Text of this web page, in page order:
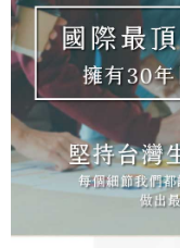
Perkhidmatan ini
yang membolehkan
melalui perkhidmatan ini
atau pembayaran
Syarikat, dan
perjanjian
Untuk memenuhi
penggunaan OP Pay
anda (termasuk nama,
tujuan pengumpulan,
diperlukan untuk
keputusan pensijilan dan
2. Amaun perbelanjaan
3. Pada masa ini hanya
Ketiga, Syarat
Perkhidmatan AFTEE
Taiwan, Inc. dan AFTEE
akan menggunakan data
pembeli, no. telefon,
penggunaan
Data Peribadi,